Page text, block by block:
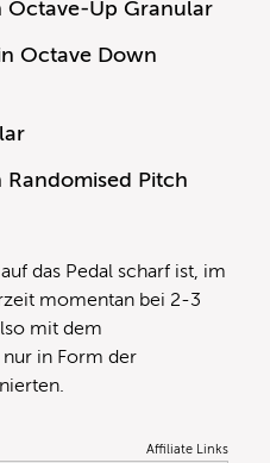
Octave-Up Granular
Octave Down
Pitch
das Pedal scharf ist, im
momentan bei 2-3
mit dem
in Form der
Affiliate Links